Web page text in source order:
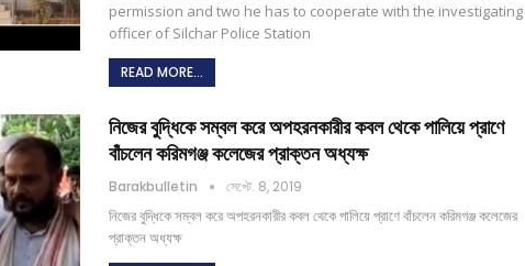
permission and two he has to cooperate with the investigating
officer of Silchar Police Station
READ MORE...
নিজের বুদ্ধিকে সম্বল করে অপহরনকারীর কবল থেকে পালিয়ে প্রাণে
বাঁচলেন করিমগঞ্জ কলেজের প্রাক্তন অধ্যক্ষ
Barakbulletin সেপ্টে. 8, 2019
নিজের বুদ্ধিকে সম্বল করে অপহরনকারীর কবল থেকে পালিয়ে প্রাণে বাঁচলেন করিমগঞ্জ কলেজের
প্রাক্তন অধ্যক্ষ